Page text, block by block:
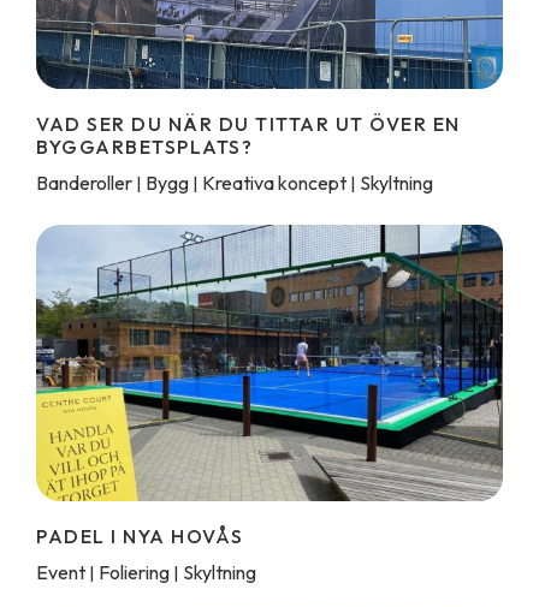
VAD SER DU NÄR DU TITTAR UT ÖVER EN
BYGGARBETSPLATS?
Banderoller | Bygg | Kreativa koncept | Skyltning
PADEL I NYA HOVÅS
Event | Foliering | Skyltning